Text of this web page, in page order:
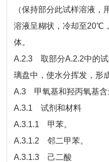
（保持部分此试样溶液
溶液呈糊状，冷却至20℃
体。
A.2.3 取部分A.2.2中的试
璃盘中，使水分挥发，形
A.3 甲氧基和羟丙氧基含
A.3.1 试剂和材料
A.3.1.1 甲苯。
A.3.1.2 邻二甲苯。
A.3.1.3 己二酸